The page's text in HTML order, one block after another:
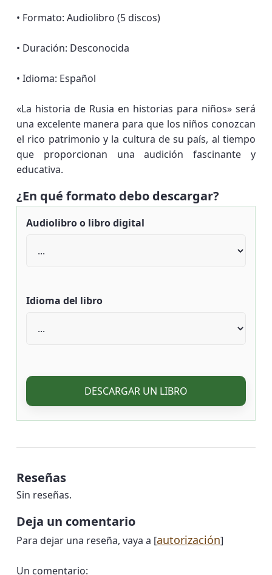
• Formato: Audiolibro (5 discos)
• Duración: Desconocida
• Idioma: Español
«La historia de Rusia en historias para niños» será
una excelente manera para que los niños conozcan
el rico patrimonio y la cultura de su país, al tiempo
que proporcionan una audición fascinante y
educativa.
¿En qué formato debo descargar?
Audiolibro o libro digital
Idioma del libro
DESCARGAR UN LIBRO
Reseñas
Sin reseñas.
Deja un comentario
Para dejar una reseña, vaya a [autorización]
Un comentario: